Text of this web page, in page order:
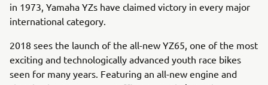
in 1973, Yamaha YZs have claimed victory in every major
international category.
2018 sees the launch of the all-new YZ65, one of the most
exciting and technologically advanced youth race bikes
seen for many years. Featuring an all-new engine and